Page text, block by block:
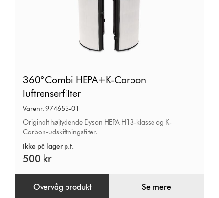
Combi
HEPA+K-
Carbon
luftrenserfilter
360° Combi HEPA+K-Carbon
luftrenserfilter
Varenr. 974655-01
Originalt højtydende Dyson HEPA H13-klasse og K-
Carbon-udskiftningsfilter.
Ikke på lager p.t.
500 kr
Overvåg produkt Se mere